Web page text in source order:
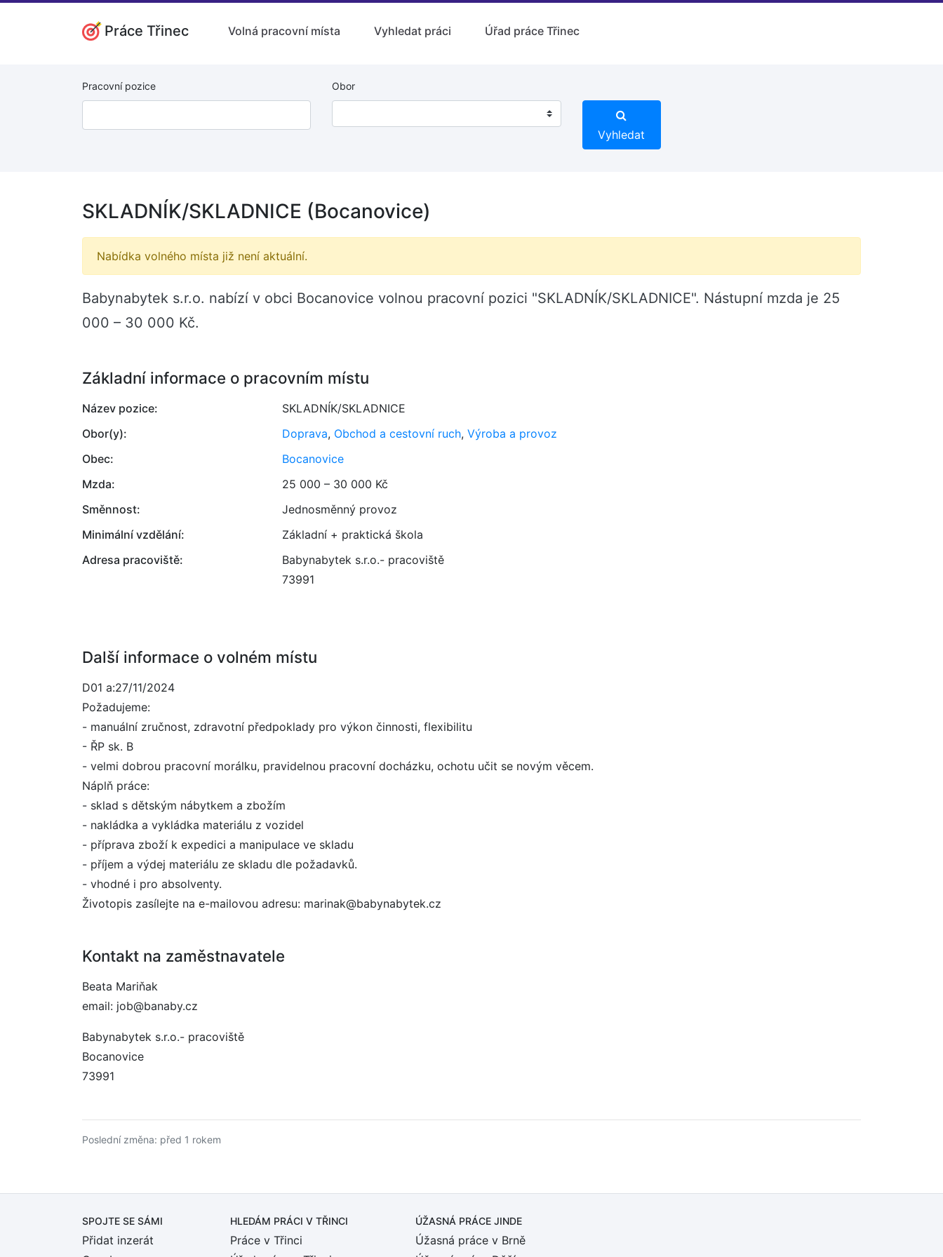
Práce Třinec Volná pracovní místa Vyhledat práci Úřad práce Třinec
Pracovní pozice Obor
Vyhledat
SKLADNÍK/SKLADNICE (Bocanovice)
Nabídka volného místa již není aktuální.
Babynabytek s.r.o. nabízí v obci Bocanovice volnou pracovní pozici "SKLADNÍK/SKLADNICE". Nástupní mzda je 25
000 – 30 000 Kč.
Základní informace o pracovním místu
Název pozice:
SKLADNÍK/SKLADNICE
Obor(y):
Doprava, Obchod a cestovní ruch, Výroba a provoz
Obec:
Bocanovice
Mzda:
25 000 – 30 000 Kč
Směnnost:
Jednosměnný provoz
Minimální vzdělání:
Základní + praktická škola
Adresa pracoviště:
Babynabytek s.r.o.- pracoviště
73991
Další informace o volném místu
D01 a:27/11/2024
Požadujeme:
- manuální zručnost, zdravotní předpoklady pro výkon činnosti, flexibilitu
- ŘP sk. B
- velmi dobrou pracovní morálku, pravidelnou pracovní docházku, ochotu učit se novým věcem.
Náplň práce:
- sklad s dětským nábytkem a zbožím
- nakládka a vykládka materiálu z vozidel
- příprava zboží k expedici a manipulace ve skladu
- příjem a výdej materiálu ze skladu dle požadavků.
- vhodné i pro absolventy.
Životopis zasílejte na e-mailovou adresu: marinak@babynabytek.cz
Kontakt na zaměstnavatele
Beata Mariňak
email: job@banaby.cz
Babynabytek s.r.o.- pracoviště
Bocanovice
73991
Poslední změna: před 1 rokem
SPOJTE SE SÁMI
Přidat inzerát
HLEDÁM PRÁCI V TŘINCI
Práce v Třinci
ÚŽASNÁ PRÁCE JINDE
Úžasná práce v Brně